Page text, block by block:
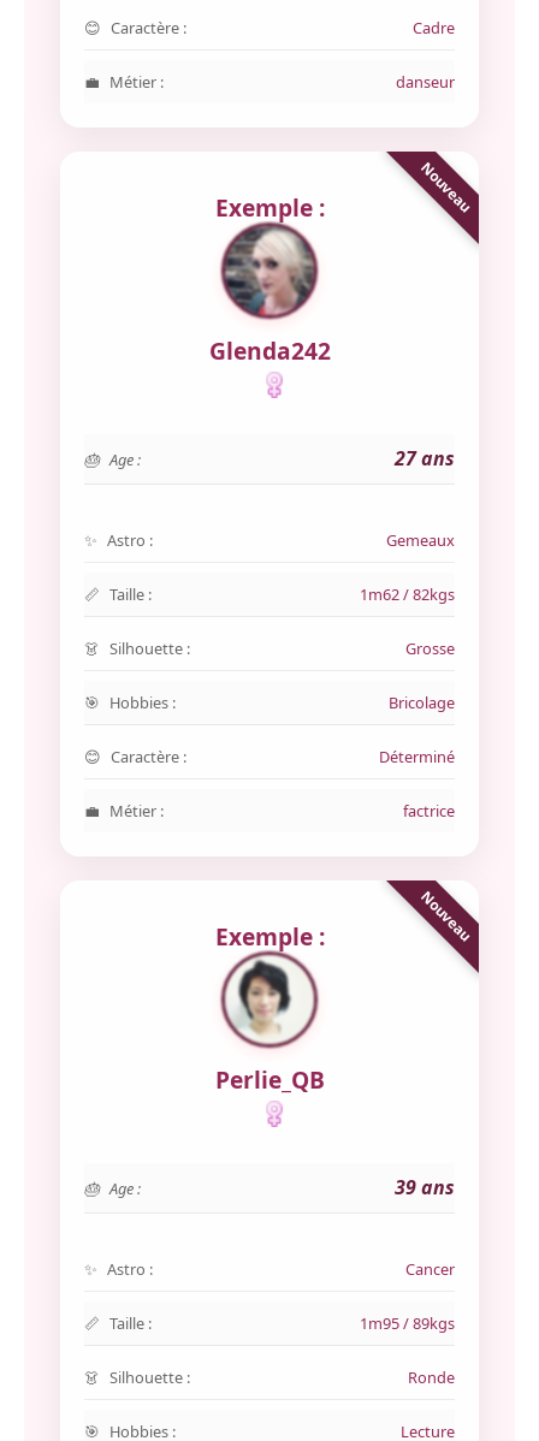
Caractère : Cadre
Métier : danseur
Exemple :
Glenda242
Age : 27 ans
Astro : Gemeaux
Taille : 1m62 / 82kgs
Silhouette : Grosse
Hobbies : Bricolage
Caractère : Déterminé
Métier : factrice
Exemple :
Perlie_QB
Age : 39 ans
Astro : Cancer
Taille : 1m95 / 89kgs
Silhouette : Ronde
Hobbies : Lecture